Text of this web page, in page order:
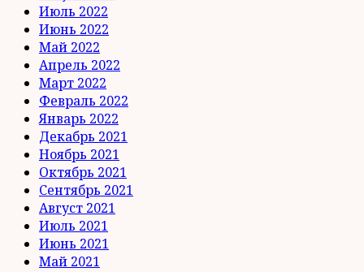
Июль 2022
Июнь 2022
Май 2022
Апрель 2022
Март 2022
Февраль 2022
Январь 2022
Декабрь 2021
Ноябрь 2021
Октябрь 2021
Сентябрь 2021
Август 2021
Июль 2021
Июнь 2021
Май 2021